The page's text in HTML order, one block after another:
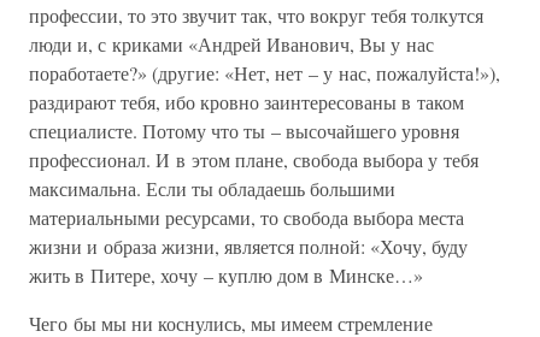
профессии, то это звучит так, что вокруг тебя толкутся
люди и, с криками «Андрей Иванович, Вы у нас
поработаете?» (другие: «Нет, нет – у нас, пожалуйста!»),
раздирают тебя, ибо кровно заинтересованы в таком
специалисте. Потому что ты – высочайшего уровня
профессионал. И в этом плане, свобода выбора у тебя
максимальна. Если ты обладаешь большими
материальными ресурсами, то свобода выбора места
жизни и образа жизни, является полной: «Хочу, буду
жить в Питере, хочу – куплю дом в Минске…»
Чего бы мы ни коснулись, мы имеем стремление